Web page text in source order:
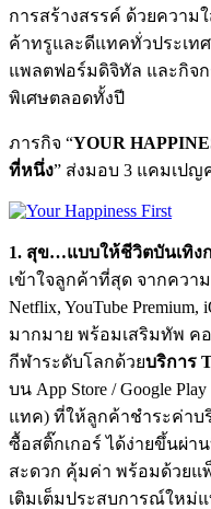
การสร้างสรรค์ ด้วยความ
ค้าทรูและดีแทคทั่วประเท
แพลตฟอร์มดิจิทัล และกิ
พิเศษตลอดทั้งปี
ภารกิจ “YOUR
ที่หนึ่ง” ส่งมอบ 3 แคมเปญ
1. สุข…แบบให้ชีวิตบันเทิง
เข้าใจลูกค้าที่สุด จากคว
Netflix, YouTube
มากมาย พร้อมเสริมทัพ ค
กีฬาระดับโลกด้วยบริการ
บน App Store / Google
แทค) ที่ให้ลูกค้าชำระค่าบ
ซื้อสติ๊กเกอร์ ได้ง่ายขึ้นผ่า
สะดวก คุ้มค่า พร้อมด้วยแพ็
เติมเต็มประสบการณ์ใหม่